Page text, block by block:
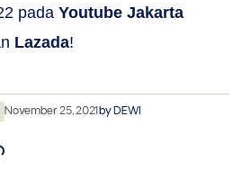
pada Youtube Jakarta
Lazada!
November 25, 2021byDEWI